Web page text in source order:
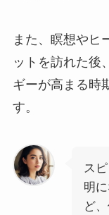
また、瞑想やヒ
ットを訪れた後
ギーが高まる時
す。
ス
明
ど